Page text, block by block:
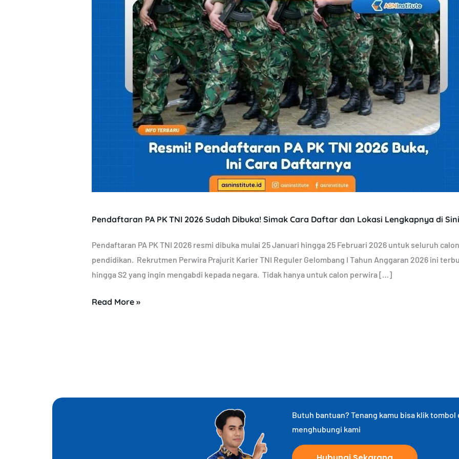
Pendaftaran PA PK TNI 2026 Sudah Dibuka! Simak Cara Daftar dan Lokasi Lengkapnya di Sini
Pendaftaran PA PK TNI 2026 resmi dibuka mulai 25 Januari hingga 25 Februari 2026 untuk seluruh
pendidikan. Rekrutmen Perwira Prajurit Karier TNI Reguler Gelombang I Tahun Anggaran 2026 ini
hingga S2 yang ingin mengabdi kepada negara. Tidak hanya untuk calon perwira […]
Pendaftaran
Read More »
Butuh bantuan? Tenang kamu bisa klik
menghubungi kami